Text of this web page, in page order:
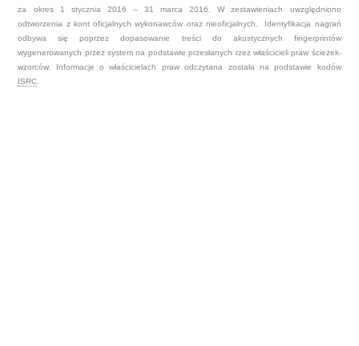
za okres 1 stycznia 2016 – 31 marca 2016. W zestawieniach uwzględniono
odtworzenia z kont oficjalnych wykonawców oraz nieoficjalnych. Identyfikacja nagrań
odbywa się poprzez dopasowanie treści do akustycznych fingerprintów
wygenerowanych przez system na podstawie przesłanych rzez właścicieli praw ścieżek-
wzorców. Informacje o właścicielach praw odczytana została na podstawie kodów
ISRC